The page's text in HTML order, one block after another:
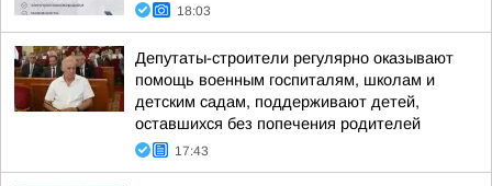
18:03
Депутаты-строители регулярно оказывают
помощь военным госпиталям, школам и
детским садам, поддерживают детей,
оставшихся без попечения родителей
17:43